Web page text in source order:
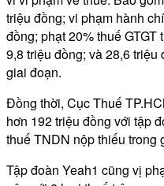
triệu đồng; vi phạm hành
đồng; phạt 20% thuế
9,8 triệu đồng; và 28,6
giai đoạn.
Đồng thời, Cục Thuế
hơn 192 triệu đồng với tập
thuế TNDN nộp thiếu trong
Tập đoàn Yeah1 cũng vị